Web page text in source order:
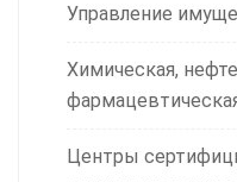
Управление
Химическая,
Центры